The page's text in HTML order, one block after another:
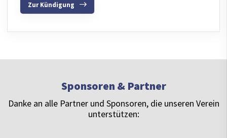
Zur Kündigung
Sponsoren & Partner
Danke an alle Partner und Sponsoren, die unseren Verein
unterstützen: